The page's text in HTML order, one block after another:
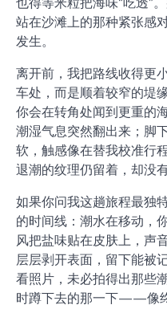
站在沙滩上的那种紧张
发生。
离开前，我把路线收得更
车处，而是顺着较窄的堤
你会在转角处闻到更重的
潮湿气息突然翻出来；脚
软，触感像在替我校准行
退潮的纹理仍留着，却没
如果你问我这趟旅程最独
的时间线：潮水在移动，
风把盐味贴在皮肤上，声
层层剥开表面，留下能被
看照片，未必拍得出那些
时蹲下去的那一下——像